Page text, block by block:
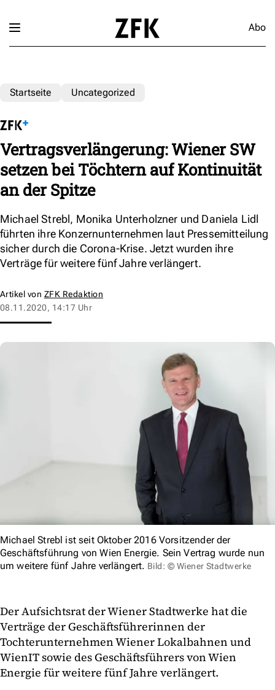
Abo
Startseite Uncategorized
Vertragsverlängerung: Wiener SW
setzen bei Töchtern auf Kontinuität
an der Spitze
Michael Strebl, Monika Unterholzner und Daniela Lidl
führten ihre Konzernunternehmen laut Pressemitteilung
sicher durch die Corona-Krise. Jetzt wurden ihre
Verträge für weitere fünf Jahre verlängert.
Artikel von ZFK Redaktion
08.11.2020, 14:17 Uhr
Michael Strebl ist seit Oktober 2016 Vorsitzender der
Geschäftsführung von Wien Energie. Sein Vertrag wurde nun
um weitere fünf Jahre verlängert. Bild: © Wiener Stadtwerke
Der Aufsichtsrat der Wiener Stadtwerke hat die
Verträge der Geschäftsführerinnen der
Tochterunternehmen Wiener Lokalbahnen und
WienIT sowie des Geschäftsführers von Wien
Energie für weitere fünf Jahre verlängert.